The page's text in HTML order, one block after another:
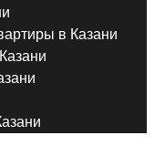
в Казани